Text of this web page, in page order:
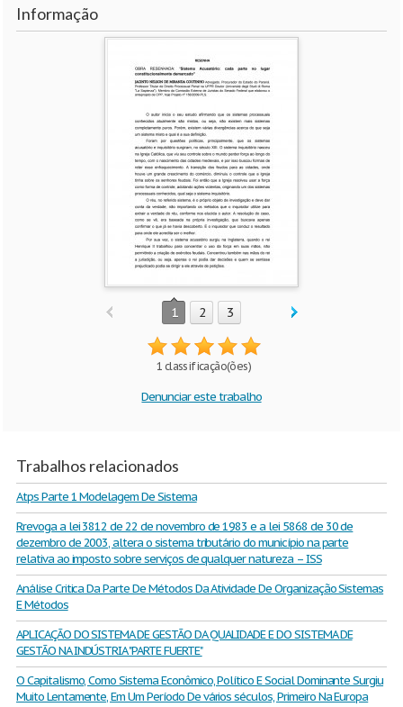
Informação
1 2 3
1 classificação(ões)
Denunciar este trabalho
Trabalhos relacionados
Atps Parte 1 Modelagem De Sistema
Rrevoga a lei 3812 de 22 de novembro de 1983 e a lei 5868 de 30 de
dezembro de 2003, altera o sistema tributário do município na parte
relativa ao imposto sobre serviços de qualquer natureza – ISS
Análise Critica Da Parte De Métodos Da Atividade De Organização Sistemas
E Métodos
APLICAÇÃO DO SISTEMA DE GESTÃO DA QUALIDADE E DO SISTEMA DE
GESTÃO NA INDÚSTRIA "PARTE FUERTE"
O Capitalismo, Como Sistema Econômico, Político E Social Dominante Surgiu
Muito Lentamente, Em Um Período De vários séculos, Primeiro Na Europa